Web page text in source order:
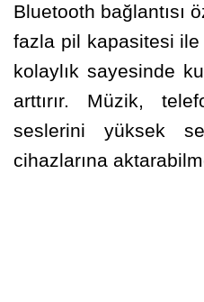
Bluetooth bağlantısı
fazla pil kapasitesi ile
kolaylık sayesinde
arttırır. Müzik,
seslerini yüksek
cihazlarına